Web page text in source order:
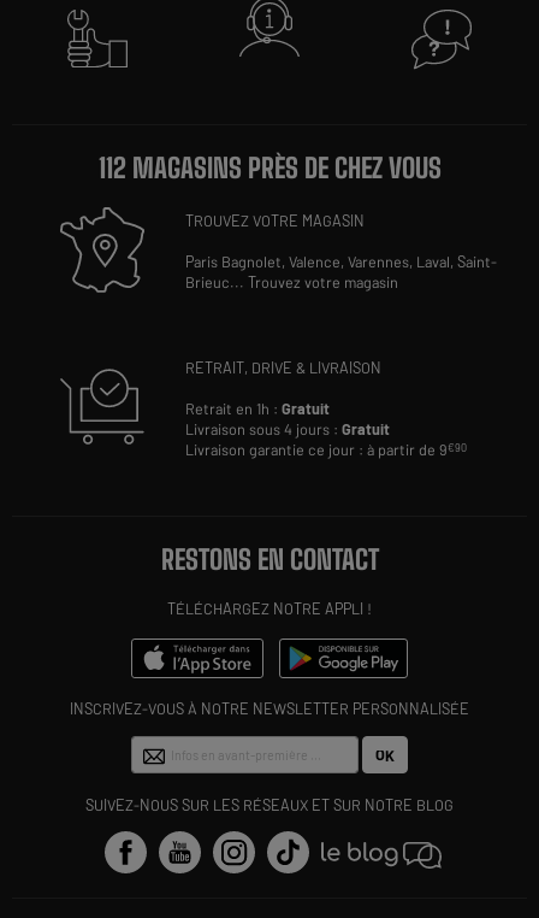
112 MAGASINS PRÈS DE CHEZ VOUS
TROUVEZ VOTRE MAGASIN
Paris Bagnolet,Valence,Varennes, Laval,Saint-
Brieuc...Trouvez votre magasin
RETRAIT, DRIVE & LIVRAISON
Retrait en 1h :Gratuit
Livraison sous 4 jours :Gratuit
Livraison garantie ce jour : à partir de 9€90
RESTONS EN CONTACT
TÉLÉCHARGEZ NOTRE APPLI !
INSCRIVEZ-VOUS À NOTRE NEWSLETTER PERSONNALISÉE
OK
SUIVEZ-NOUS SUR LES RÉSEAUX ET SUR NOTRE BLOG